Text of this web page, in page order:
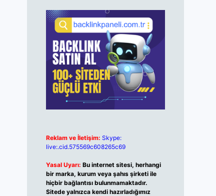
Reklam ve İletişim: Skype:
live:.cid.575569c608265c69
Yasal Uyarı: Bu internet sitesi, herhangi
bir marka, kurum veya şahıs şirketi ile
hiçbir bağlantısı bulunmamaktadır.
Sitede yalnızca kendi hazırladığımız